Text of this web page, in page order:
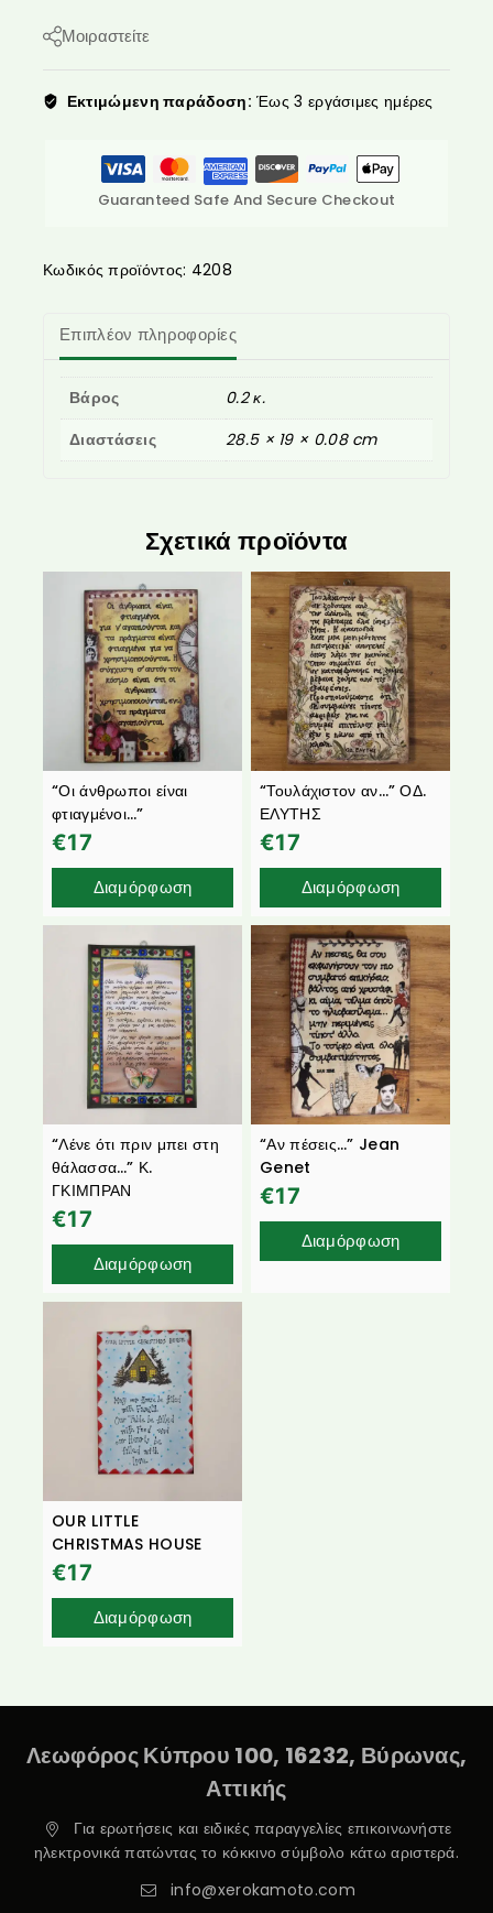
Μοιραστείτε
Εκτιμώμενη παράδοση: Έως 3 εργάσιμες ημέρες
Guaranteed Safe And Secure Checkout
Κωδικός προϊόντος: 4208
Επιπλέον πληροφορίες
Βάρος
0.2 κ.
Διαστάσεις
28.5 × 19 × 0.08 cm
Σχετικά προϊόντα
“Οι άνθρωποι είναι
φτιαγμένοι…”
€17
Διαμόρφωση
“Τουλάχιστον αν…” ΟΔ.
ΕΛΥΤΗΣ
€17
Διαμόρφωση
“Λένε ότι πριν μπει στη
θάλασσα…” Κ.
ΓΚΙΜΠΡΑΝ
€17
Διαμόρφωση
“Αν πέσεις…” Jean
Genet
€17
Διαμόρφωση
OUR LITTLE
CHRISTMAS HOUSE
€17
Διαμόρφωση
Λεωφόρος Κύπρου 100, 16232, Βύρωνας,
Αττικής
Για ερωτήσεις και ειδικές παραγγελίες επικοινωνήστε
ηλεκτρονικά πατώντας το κόκκινο σύμβολο κάτω αριστερά.
info@xerokamoto.com